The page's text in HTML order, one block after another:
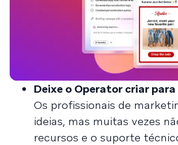
Deixe o Operator criar
Os profissionais de
ideias, mas muitas vezes
recursos e o suporte